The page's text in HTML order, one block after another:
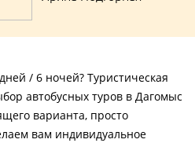
/ 6 ночей? Туристическая
автобусных туров в Дагомыс
варианта, просто
вам индивидуальное